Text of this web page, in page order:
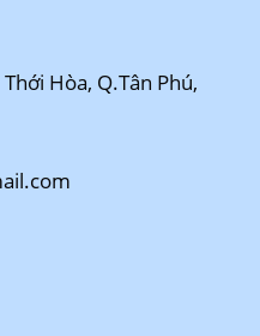
Hòa, Q.Tân Phú,